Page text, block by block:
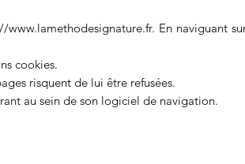
www.lamethodesignature.fr. En naviguant
cookies.
risquent de lui être refusées.
au sein de son logiciel de navigation.